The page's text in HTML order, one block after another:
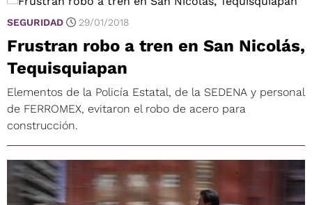
SEGURIDAD 29/01/2018
Frustran robo a tren en San Nicolás,
Tequisquiapan
Elementos de la Policía Estatal, de la SEDENA y personal
de FERROMEX, evitaron el robo de acero para
construcción.